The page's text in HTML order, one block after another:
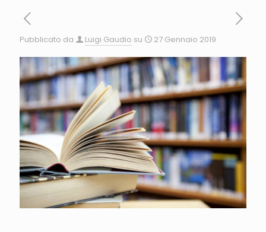
Pubblicato da Luigi Gaudio su 27 Gennaio 2019